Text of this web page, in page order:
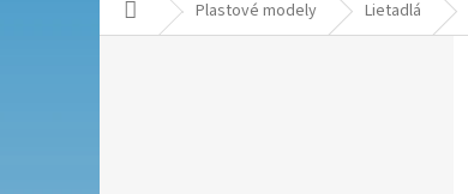
DomovPlastové modely Lietadlá